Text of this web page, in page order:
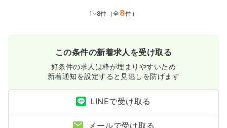
1~8件（全8件）
この条件の新着求人を受け取る
好条件の求人は枠が埋まりやすいため
新着通知を設定すると見逃しを防げます
LINEで受け取る
メールで受け取る